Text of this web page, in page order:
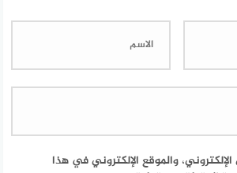
والموقع الإلكتروني في هذا